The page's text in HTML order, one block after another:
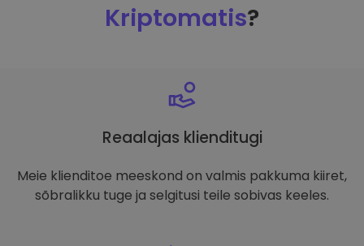
Kriptomatis?
Reaalajas klienditugi
Meie klienditoe meeskond on valmis pakkuma kiiret,
sõbralikku tuge ja selgitusi teile sobivas keeles.